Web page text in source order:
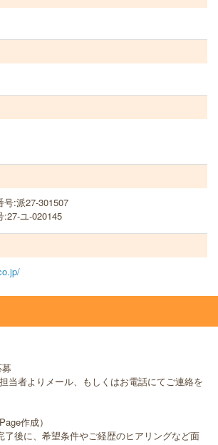
:派27-301507
ユ-020145
者よりメール、もしくはお電話にてご連絡を
作成）
後に、希望条件やご経歴のヒアリングなど面